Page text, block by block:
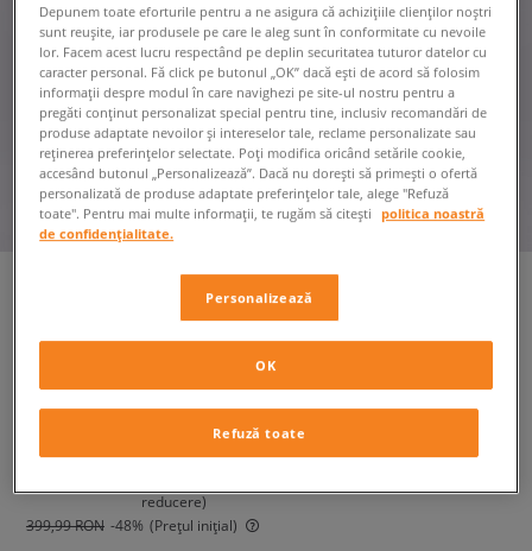
FILA MEMORY DECIMUS 8
reducere)
399,99 RON -48% (Prețul inițial)
Depunem toate eforturile pentru a ne asigura că achizițiile clienților noștri
sunt reușite, iar produsele pe care le aleg sunt în conformitate cu nevoile
lor. Facem acest lucru respectând pe deplin securitatea tuturor datelor cu
caracter personal. Fă click pe butonul „OK” dacă ești de acord să folosim
informații despre modul în care navighezi pe site-ul nostru pentru a
pregăti conținut personalizat special pentru tine, inclusiv recomandări de
produse adaptate nevoilor și intereselor tale, reclame personalizate sau
reținerea preferințelor selectate. Poți modifica oricând setările cookie,
accesând butonul „Personalizează”. Dacă nu dorești să primești o ofertă
personalizată de produse adaptate preferințelor tale, alege "Refuză
toate". Pentru mai multe informații, te rugăm să citești
politica noastră
de confidențialitate.
Personalizează
Refuză toate
OK